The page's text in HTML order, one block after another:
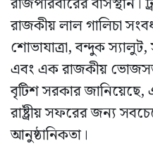
রাজকীয় লাল গালিচা
শোভাযাত্রা, বন্দুক স্যালুট,
এবং এক রাজকীয়
বৃটিশ সরকার জানিয়েছে,
রাষ্ট্রীয় সফরের জন্য
আনুষ্ঠানিকতা।